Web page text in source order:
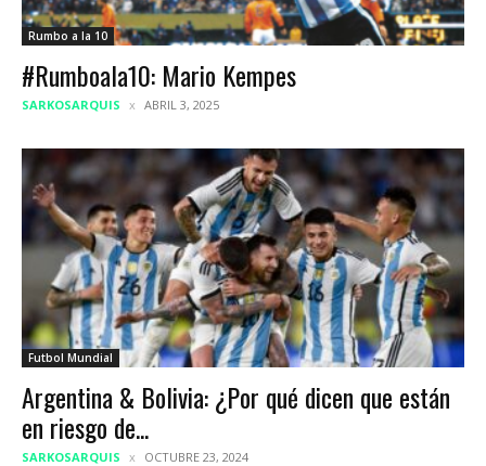
Rumbo a la 10
#Rumboala10: Mario Kempes
SARKOSARQUIS ABRIL 3, 2025
Futbol Mundial
Argentina & Bolivia: ¿Por qué dicen que están
en riesgo de...
SARKOSARQUIS OCTUBRE 23, 2024